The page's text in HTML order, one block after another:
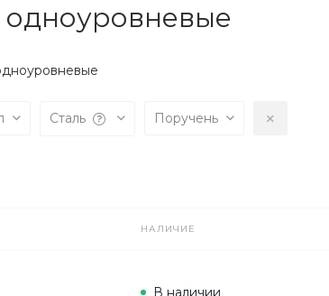
Сталь Поручень
НАЛИЧИЕ
В наличии